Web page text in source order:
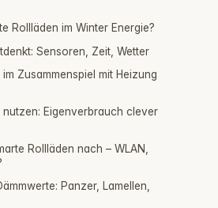
Rollläden im Winter Energie?
Sensoren, Zeit, Wetter
Zusammenspiel mit Heizung
Eigenverbrauch clever
Rollläden nach – WLAN,
Panzer, Lamellen,